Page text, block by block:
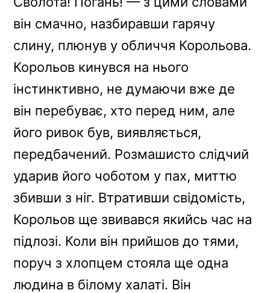
він смачно, назбиравши гарячу
слину, плюнув у обличчя Корольова.
Корольов кинувся на нього
інстинктивно, не думаючи вже де
він перебуває, хто перед ним, але
його ривок був, виявляється,
передбачений. Розмашисто слідчий
ударив його чоботом у пах, миттю
збивши з ніг. Втративши свідомість,
Корольов ще звивався якийсь час на
підлозі. Коли він прийшов до тями,
поруч з хлопцем стояла ще одна
людина в білому халаті. Він